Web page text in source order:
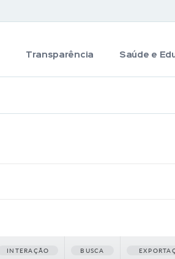
Transparência Saúde e
INTERAÇÃO BUSCA